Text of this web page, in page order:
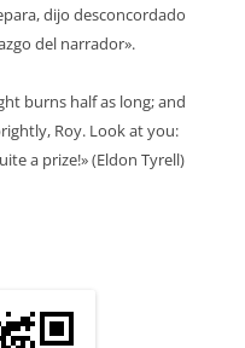
dijo desconcordado
del narrador».
burns half as long; and
Roy. Look at you:
a prize!» (Eldon Tyrell)